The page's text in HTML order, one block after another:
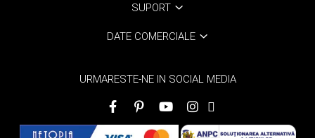
SUPORT
DATE COMERCIALE
URMARESTE-NE IN SOCIAL MEDIA